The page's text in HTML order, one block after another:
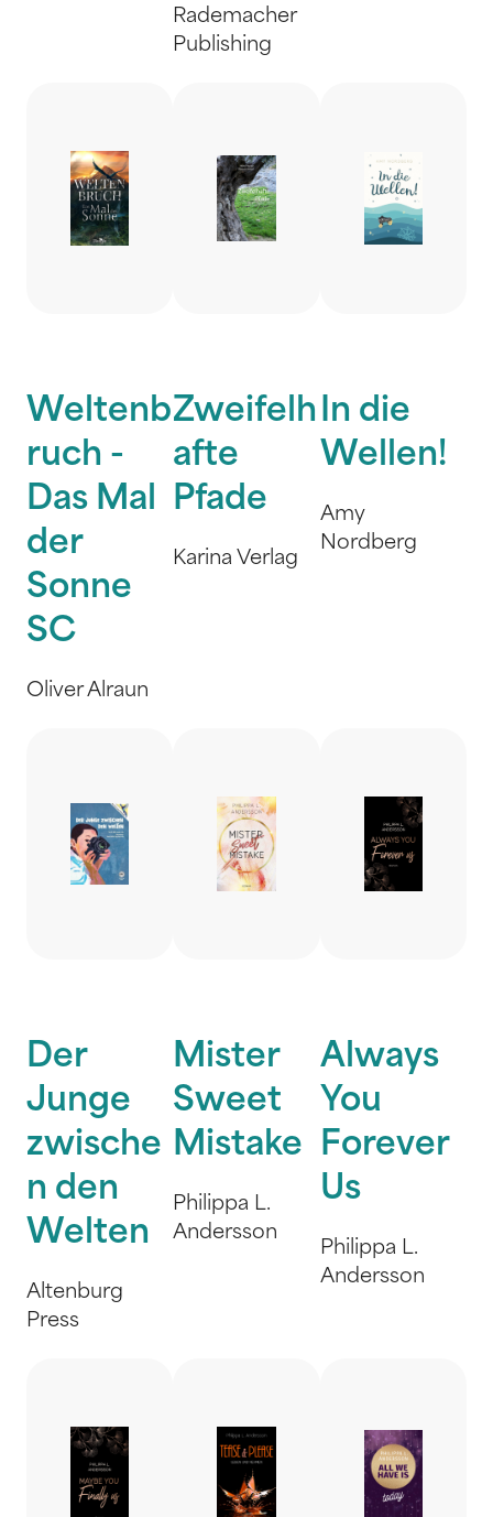
Rademacher
Publishing
Weltenb
ruch -
Das Mal
der
Sonne
SC
Oliver Alraun
Zweifelh
afte
Pfade
Karina Verlag
In die
Wellen!
Amy
Nordberg
Der
Junge
zwische
n den
Welten
Altenburg
Press
Mister
Sweet
Mistake
Philippa L.
Andersson
Always
You
Forever
Us
Philippa L.
Andersson